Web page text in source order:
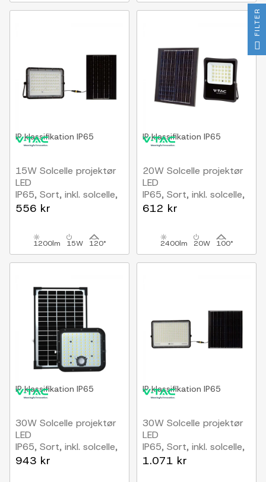
IP klassifikation IP65
15W Solcelle projektør
LED
IP65, Sort, inkl. solcelle,
fjernbetjening,
556 kr
1200lm 15W 120°
IP klassifikation IP65
20W Solcelle projektør
LED
IP65, Sort, inkl. solcelle,
fjernbetjening
612 kr
2400lm 20W 100°
IP klassifikation IP65
30W Solcelle projektør
LED
IP65, Sort, inkl. solcelle,
fjernbetjening,
943 kr
IP klassifikation IP65
30W Solcelle projektør
LED
IP65, Sort, inkl. solcelle,
fjernbetjening,
1.071 kr
FILTER